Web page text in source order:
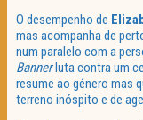
O desempenho de
mas acompanha de
num paralelo com a
Bannerluta contra um
resume ao género mas
terreno inóspito e de